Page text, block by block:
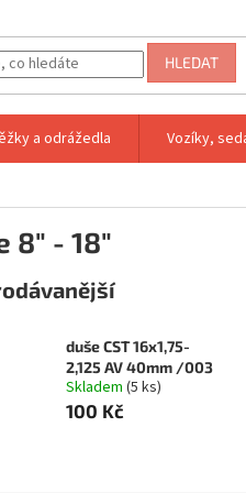
HLEDAT
a odrážedla Vozíky,
8" - 18"
duše CST 16x1,75-
2,125 AV 40mm /003
Skladem (5 ks)
100 Kč